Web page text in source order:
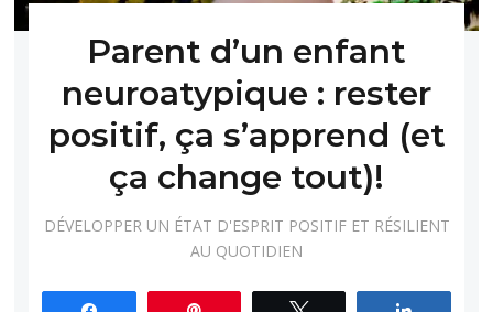
Parent d’un enfant
neuroatypique : rester
positif, ça s’apprend (et
ça change tout)!
DÉVELOPPER UN ÉTAT D'ESPRIT POSITIF ET RÉSILIENT
AU QUOTIDIEN